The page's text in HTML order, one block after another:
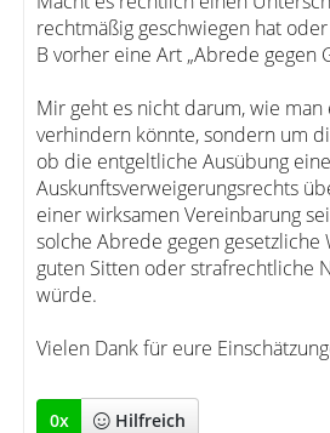
rechtmäßig geschwiegen hat
B vorher eine Art „Abrede gegen
Mir geht es nicht darum, wie
verhindern könnte, sondern um
ob die entgeltliche Ausübung
Auskunftsverweigerungsrechts
einer wirksamen Vereinbarung
solche Abrede gegen gesetzliche
guten Sitten oder strafrechtliche
würde.
Vielen Dank für eure
0x Hilfreich